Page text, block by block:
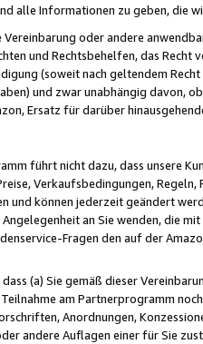
alle Informationen zu geben, die
Vereinbarung oder andere
und Rechtsbehelfen, das
(soweit nach geltendem
und zwar unabhängig davon,
Ersatz für darüber
führt nicht dazu, dass unsere
Verkaufsbedingungen,
und können jederzeit geändert
Angelegenheit an Sie wenden, die
Fragen den auf der
(a) Sie gemäß dieser
am Partnerprogramm
Anordnungen,
andere Auflagen einer für Sie